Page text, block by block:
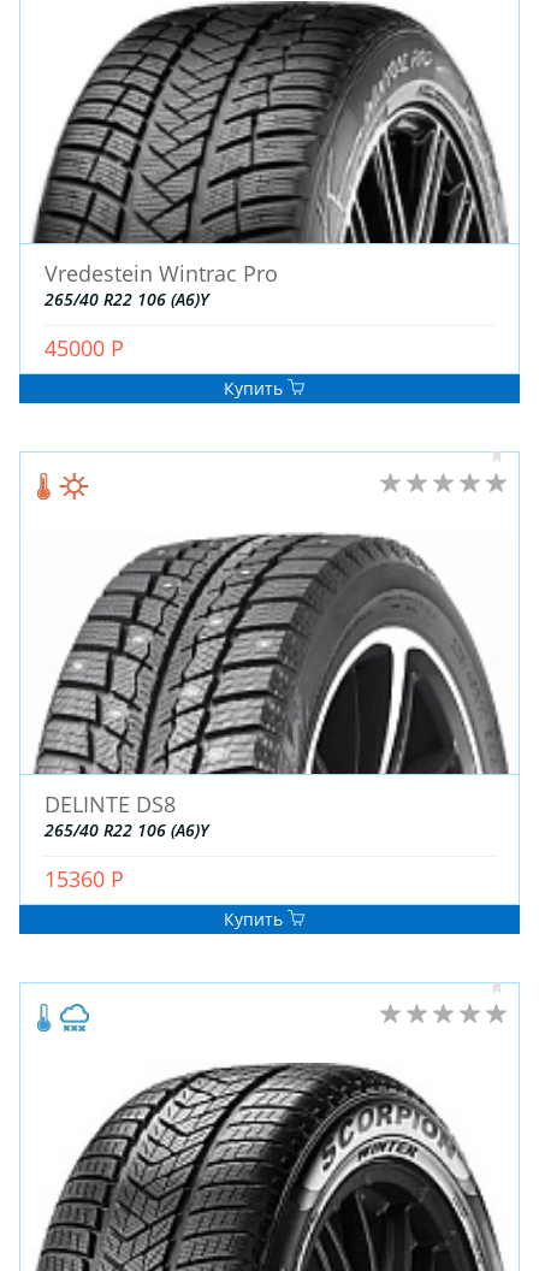
ЗИМНИЕ
ЛЕТНИЕ
ДЛЯ СПЕЦТЕХНИКИ
ДЛЯ ГРУЗОВЫХ АВТО
ДЛЯ ГРУЗОВЫХ АВТО
ДЛЯ ЛЕГКОВЫХ АВТО
ШИНЫ
ДИСКИ
Vredestein Wintrac Pro
265/40 R22 106 (A6)Y
45000 Р
Купить
DELINTE DS8
265/40 R22 106 (A6)Y
15360 Р
Купить